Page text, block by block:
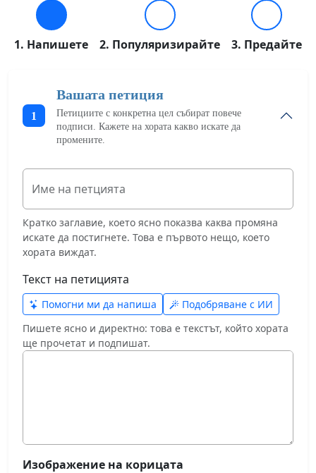
1. Напишете 2. Популяризирайте 3. Предайте
1
Вашата петиция
Петициите с конкретна цел събират повече
подписи. Кажете на хората какво искате да
промените.
Име на петцията
Кратко заглавие, което ясно показва каква промяна
искате да постигнете. Това е първото нещо, което
хората виждат.
Текст на петицията
Помогни ми да напиша
Подобряване с ИИ
Пишете ясно и директно: това е текстът, който хората
ще прочетат и подпишат.
Изображение на корицата